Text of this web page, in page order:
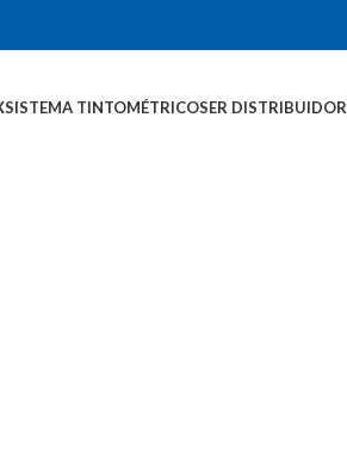
SISTEMA TINTOMÉTRICOSER DISTRIBUIDOR